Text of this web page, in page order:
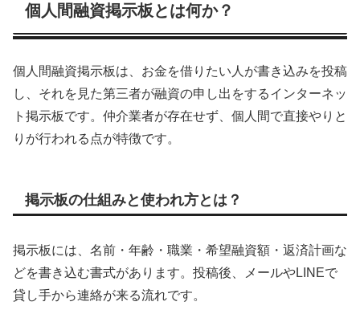
個人間融資掲示板とは何か？
個人間融資掲示板は、お金を借りたい人が書き込みを投稿
し、それを見た第三者が融資の申し出をするインターネッ
ト掲示板です。仲介業者が存在せず、個人間で直接やりと
りが行われる点が特徴です。
掲示板の仕組みと使われ方とは？
掲示板には、名前・年齢・職業・希望融資額・返済計画な
どを書き込む書式があります。投稿後、メールやLINEで
貸し手から連絡が来る流れです。